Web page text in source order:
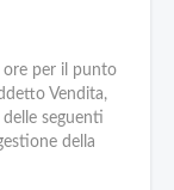
ore per il punto
Vendita,
seguenti
della